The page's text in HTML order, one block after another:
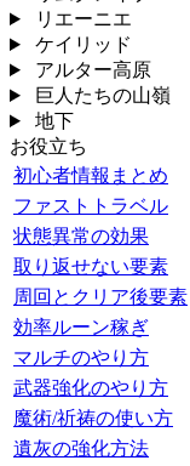
リエーニエ
ケイリッド
アルター高原
巨人たちの山嶺
地下
お役立ち
初心者情報まとめ
ファストトラベル
状態異常の効果
取り返せない要素
周回とクリア後要素
効率ルーン稼ぎ
マルチのやり方
武器強化のやり方
魔術/祈祷の使い方
遺灰の強化方法